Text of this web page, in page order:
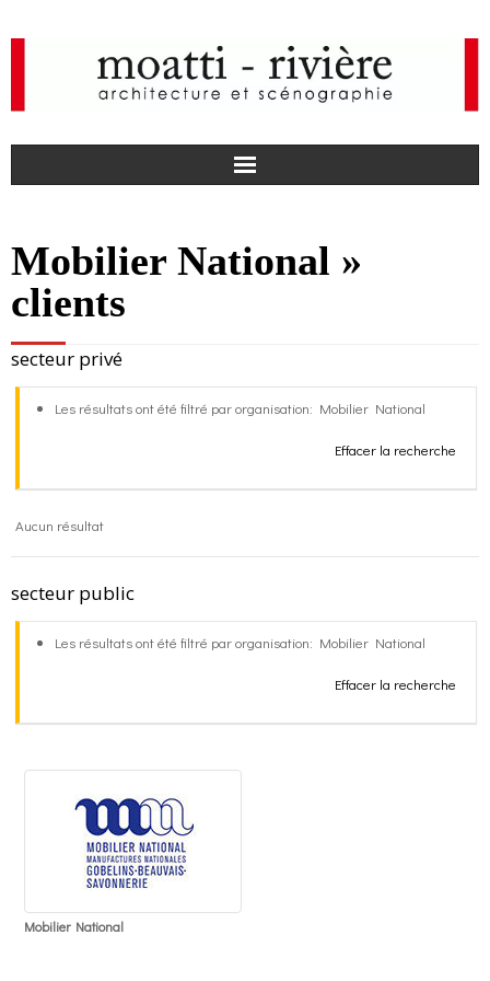
a
c
o
k
I
n
a
r
a
actualités
agence
médias
FR
EN
Mobilier National »
clients
secteur privé
Les résultats ont été filtré par organisation: Mobilier National
Effacer la recherche
Aucun résultat
secteur public
Les résultats ont été filtré par organisation: Mobilier National
Effacer la recherche
Mobilier National